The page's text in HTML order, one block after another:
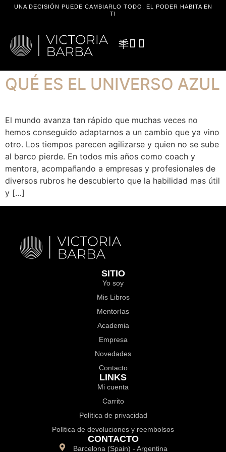
UNA DECISIÓN PUEDE CAMBIARLO TODO. EL PODER HABITA EN
TI
QUÉ ES EL UNIVERSO AZUL
El mundo avanza tan rápido que muchas veces no
hemos conseguido adaptarnos a un cambio que ya vino
otro. Los tiempos parecen agilizarse y quien no se sube
al barco pierde. En todos mis años como coach y
mentora, acompañando a empresas y profesionales de
diversos rubros he descubierto que la habilidad mas útil
y […]
SITIO
Yo soy
Mis Libros
Mentorías
Academia
Empresa
Novedades
Contacto
LINKS
Mi cuenta
Carrito
Política de privacidad
Política de devoluciones y reembolsos
CONTACTO
Barcelona (Spain) - Argentina